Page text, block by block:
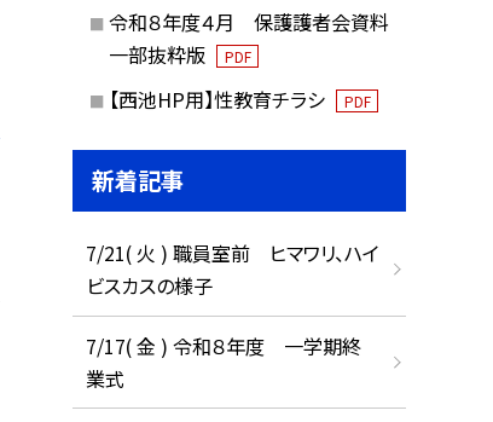
令和８年度４月 保護護者会資料
一部抜粋版
PDF
【西池HP用】性教育チラシ PDF
新着記事
7/21( 火 ) 職員室前 ヒマワリ、ハイ
ビスカスの様子
7/17( 金 ) 令和８年度 一学期終
業式